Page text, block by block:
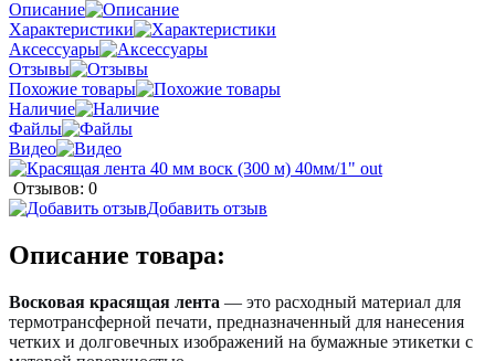
Описание
Характеристики
Аксессуары
Отзывы
Похожие товары
Наличие
Файлы
Видео
Отзывов: 0
Добавить отзыв
Описание товара:
Восковая красящая лента — это расходный материал для
термотрансферной печати, предназначенный для нанесения
четких и долговечных изображений на бумажные этикетки с